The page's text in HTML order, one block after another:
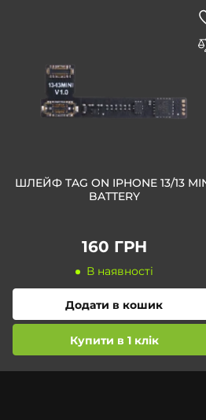
ШЛЕЙФ TAG ON IPHONE 13/13
BATTERY
160 ГРН
В наявності
Додати в кошик
Купити в 1 клік